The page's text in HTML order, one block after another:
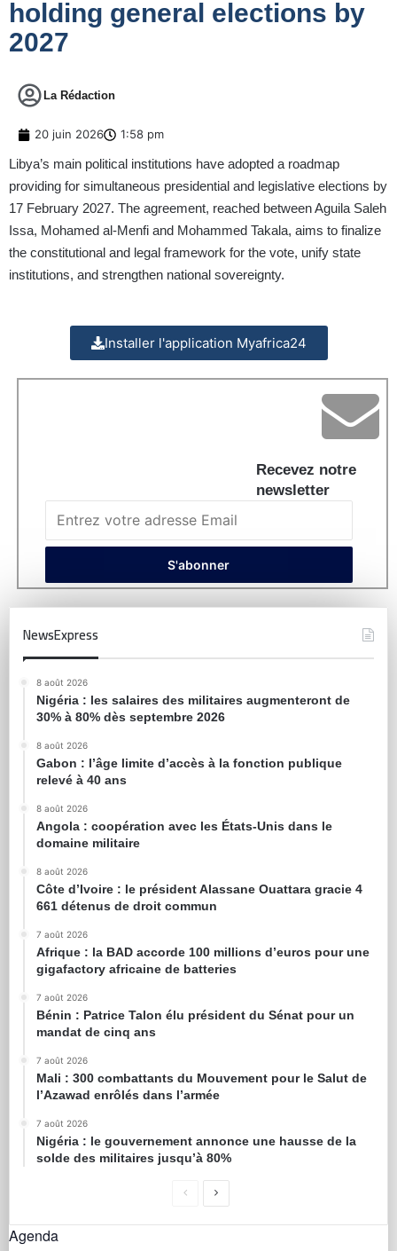
holding general elections by
2027
La Rédaction
20 juin 2026 1:58 pm
Libya’s main political institutions have adopted a roadmap
providing for simultaneous presidential and legislative elections by
17 February 2027. The agreement, reached between Aguila Saleh
Issa, Mohamed al-Menfi and Mohammed Takala, aims to finalize
the constitutional and legal framework for the vote, unify state
institutions, and strengthen national sovereignty.
Installer l'application Myafrica24
Recevez notre
newsletter
NewsExpress
8 août 2026
Nigéria : les salaires des militaires augmenteront de
30% à 80% dès septembre 2026
8 août 2026
Gabon : l’âge limite d’accès à la fonction publique
relevé à 40 ans
8 août 2026
Angola : coopération avec les États-Unis dans le
domaine militaire
8 août 2026
Côte d’Ivoire : le président Alassane Ouattara gracie 4
661 détenus de droit commun
7 août 2026
Afrique : la BAD accorde 100 millions d’euros pour une
gigafactory africaine de batteries
7 août 2026
Bénin : Patrice Talon élu président du Sénat pour un
mandat de cinq ans
7 août 2026
Mali : 300 combattants du Mouvement pour le Salut de
l’Azawad enrôlés dans l’armée
7 août 2026
Nigéria : le gouvernement annonce une hausse de la
solde des militaires jusqu’à 80%
Agenda